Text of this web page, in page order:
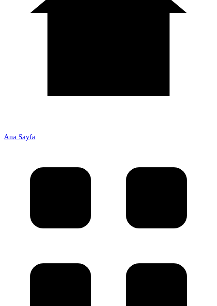
Ana Sayfa